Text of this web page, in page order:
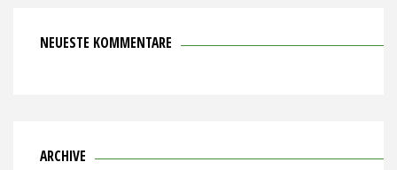
NEUESTE KOMMENTARE
ARCHIVE